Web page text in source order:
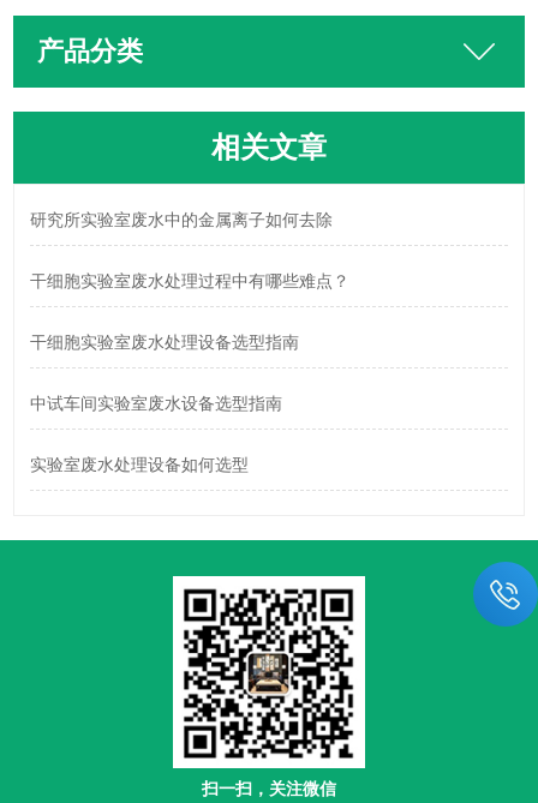
产品分类
相关文章
研究所实验室废水中的金属离子如何去除
干细胞实验室废水处理过程中有哪些难点？
干细胞实验室废水处理设备选型指南
中试车间实验室废水设备选型指南
实验室废水处理设备如何选型
扫一扫，关注微信